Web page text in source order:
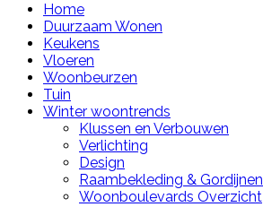
Home
Duurzaam Wonen
Keukens
Vloeren
Woonbeurzen
Tuin
Winter woontrends
Klussen en Verbouwen
Verlichting
Design
Raambekleding & Gordijnen
Woonboulevards Overzicht